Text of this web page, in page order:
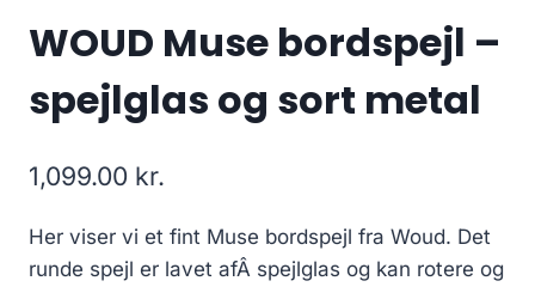
WOUD Muse bordspejl –
spejlglas og sort metal
1,099.00 kr.
Her viser vi et fint Muse bordspejl fra Woud. Det
runde spejl er lavet afÂ spejlglas og kan rotere og